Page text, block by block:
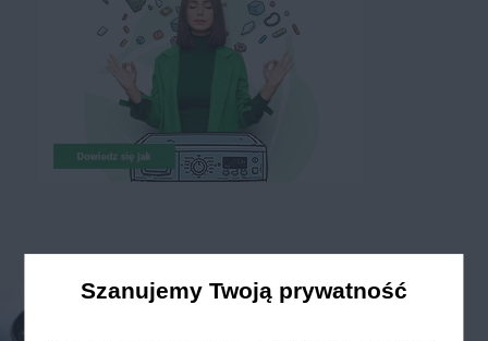
Szanujemy Twoją prywatność